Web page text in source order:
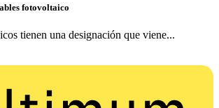
fotovoltaico
tienen una designación que viene...